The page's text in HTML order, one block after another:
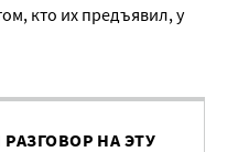
кто их предъявил, у
НА ЭТУ